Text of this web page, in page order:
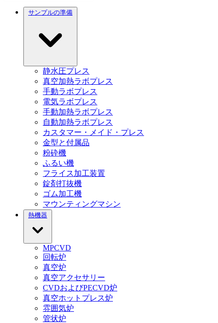
サンプルの準備
静水圧プレス
真空加熱ラボプレス
手動ラボプレス
電気ラボプレス
手動加熱ラボプレス
自動加熱ラボプレス
カスタマー・メイド・プレス
金型と付属品
粉砕機
ふるい機
フライス加工装置
錠剤打抜機
ゴム加工機
マウンティングマシン
熱機器
MPCVD
回転炉
真空炉
真空アクセサリー
CVDおよびPECVD炉
真空ホットプレス炉
雰囲気炉
管状炉